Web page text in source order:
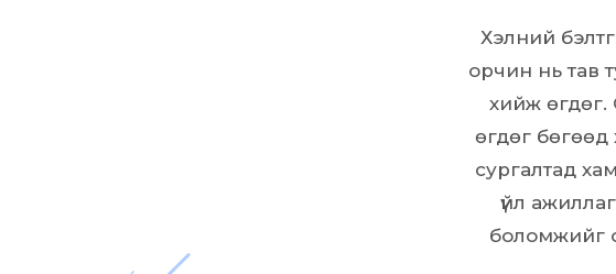
Хэлний
орчин нь тав
хийж өгдөг.
өгдөг
сургалтад
үйл
боломжийг